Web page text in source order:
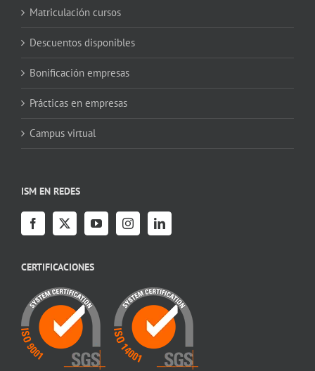
Matriculación cursos
Descuentos disponibles
Bonificación empresas
Prácticas en empresas
Campus virtual
ISM EN REDES
CERTIFICACIONES